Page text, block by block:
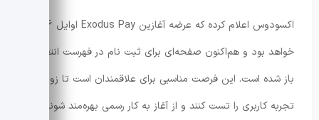
اکسودوس اعلام کرده که عرضه آغازین Exodus Pay اوایل 2026
خواهد بود و هم‌اکنون صفحه‌ای برای ثبت نام در فهرست انتظار
باز شده است. این فرصت مناسبی برای علاقمندان است تا زودتر
تجربه کاربری را تست کنند و از آغاز به کار رسمی بهره‌مند شوند. اگر